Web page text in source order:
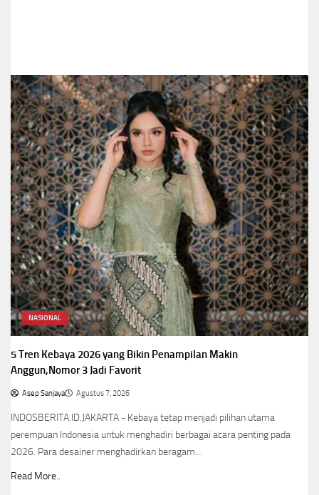
NASIONAL
5 Tren Kebaya 2026 yang Bikin Penampilan Makin
Anggun,Nomor 3 Jadi Favorit
Asep Sanjaya Agustus 7, 2026
INDOSBERITA.ID.JAKARTA - Kebaya tetap menjadi pilihan utama
perempuan Indonesia untuk menghadiri berbagai acara penting pada
2026. Para desainer menghadirkan beragam…
Read More..